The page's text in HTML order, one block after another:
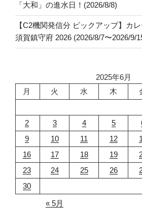
「大和」の進水日！(2026/8/8)
【C2機関発信分 ピックアップ】カ
須賀鎮守府 2026 (2026/8/7〜2026/9/
2025年6月
月
火 水 木
2
3 4 5
9
10 11 12
16
17 18 19
23
24 25 26
30
« 5月